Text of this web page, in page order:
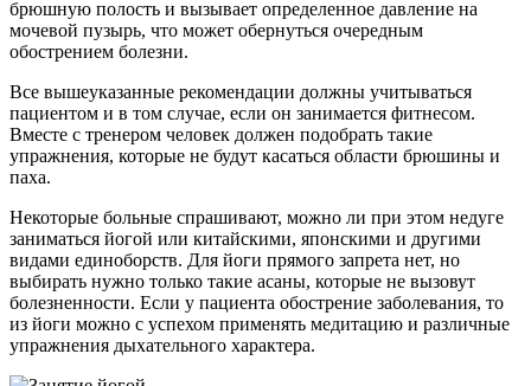
брюшную полость и вызывает определенное давление на
мочевой пузырь, что может обернуться очередным
обострением болезни.
Все вышеуказанные рекомендации должны учитываться
пациентом и в том случае, если он занимается фитнесом.
Вместе с тренером человек должен подобрать такие
упражнения, которые не будут касаться области брюшины и
паха.
Некоторые больные спрашивают, можно ли при этом недуге
заниматься йогой или китайскими, японскими и другими
видами единоборств. Для йоги прямого запрета нет, но
выбирать нужно только такие асаны, которые не вызовут
болезненности. Если у пациента обострение заболевания, то
из йоги можно с успехом применять медитацию и различные
упражнения дыхательного характера.